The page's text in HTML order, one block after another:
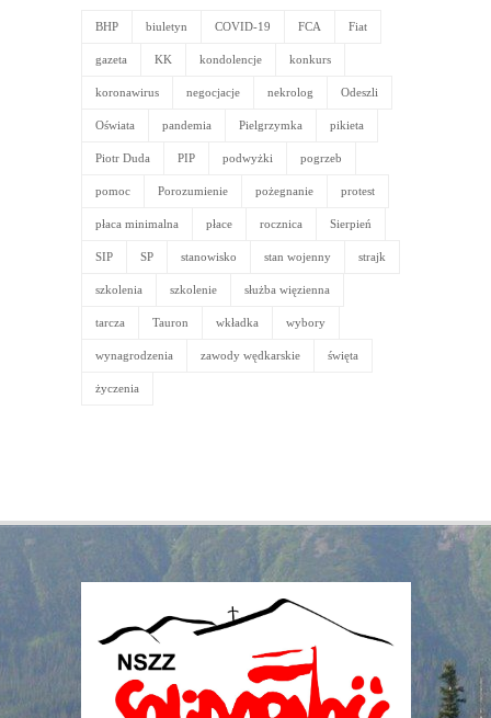
BHP biuletyn COVID-19 FCA Fiat
gazeta KK kondolencje konkurs
koronawirus negocjacje nekrolog Odeszli
Oświata pandemia Pielgrzymka pikieta
Piotr Duda PIP podwyżki pogrzeb
pomoc Porozumienie pożegnanie protest
płaca minimalna płace rocznica Sierpień
SIP SP stanowisko stan wojenny strajk
szkolenia szkolenie służba więzienna
tarcza Tauron wkładka wybory
wynagrodzenia zawody wędkarskie święta
życzenia